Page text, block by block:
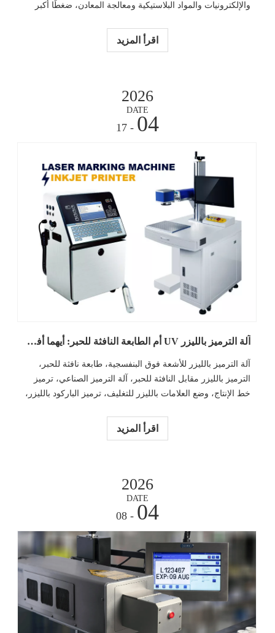
والإلكترونيات والمواد البلاستيكية ومعالجة المعادن، ضغطًا أكبر
الموسيقى كأساس لمنتجاتهم.
اقرأ المزيد
2026
DATE
04
- 17
آلة الترميز بالليزر UV أم الطابعة النافثة للحبر: أيهما أفضل لخطوط الإنتاج؟
آلة الترميز بالليزر للأشعة فوق البنفسجية، طابعة نافثة للحبر،
الترميز بالليزر مقابل النافثة للحبر، آلة الترميز الصناعي، ترميز
خط الإنتاج، وضع العلامات بالليزر للتغليف، ترميز الباركود بالليزر،
الغذائية، حل ترميز الأدوية، نظام ترميز التتبع، آلة ترميز عالية
اقرأ المزيد
2026
DATE
04
- 08